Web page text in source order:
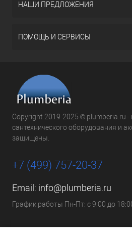
НАШИ ПРЕДЛОЖЕНИЯ
ПОМОЩЬ И СЕРВИСЫ
Copyright 2019-2025 © plumberia.ru -
сантехнического оборудования и
защищены.
+7 (499) 757-20-37
Email: info@plumberia.ru
График работы Пн-Пт: с 9:00 до